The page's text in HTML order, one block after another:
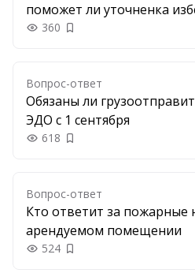
поможет ли уточненка
360 Добавить в закладки
Вопрос-ответ
Обязаны ли
ЭДО с 1 сентября
618 Добавить в закладки
Вопрос-ответ
Кто ответит за пожарные
арендуемом помещении
524 Добавить в закладки